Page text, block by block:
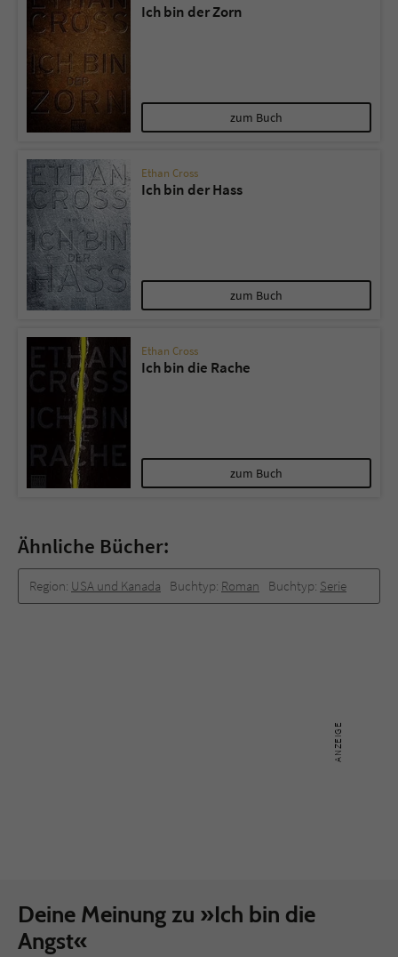
Ich bin der Zorn
zum Buch
Ethan Cross
Ich bin der Hass
zum Buch
Ethan Cross
Ich bin die Rache
zum Buch
Ähnliche Bücher:
Region: USA und Kanada Buchtyp: Roman Buchtyp: Serie
Deine Meinung zu »Ich bin die
Angst«